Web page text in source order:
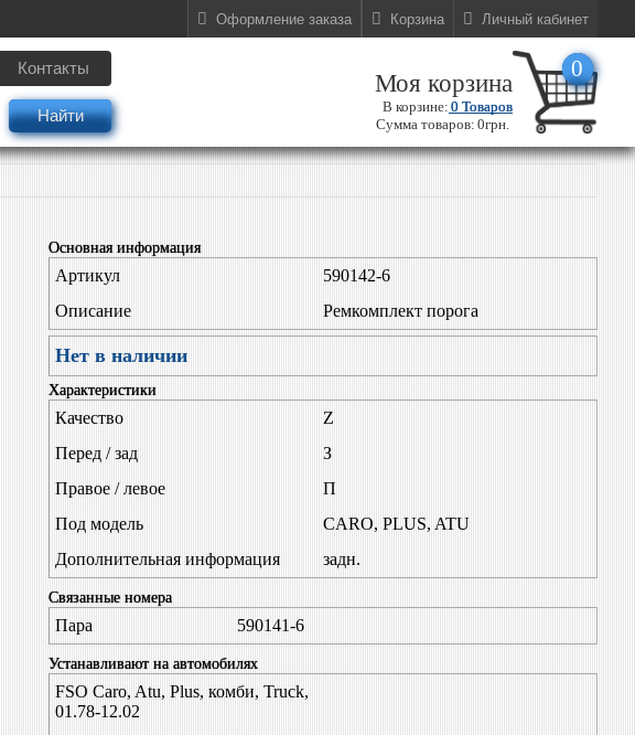
Оформление заказа Корзина Личный кабинет
Контакты
Найти
Моя корзина
В корзине: 0 Товаров
Сумма товаров: 0грн.
0
Основная информация
Артикул
590142-6
Описание
Ремкомплект порога
Нет в наличии
Характеристики
Качество
Z
Перед / зад
З
Правое / левое
П
Под модель
CARO, PLUS, ATU
Дополнительная информация
задн.
Связанные номера
Пара 590141-6
Устанавливают на автомобилях
FSO Caro, Atu, Plus, комби, Truck,
01.78-12.02